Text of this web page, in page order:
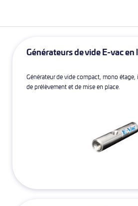
Générateurs de vide E-vac en
Générateur de vide compact, mono
de prélèvement et de mise en place.